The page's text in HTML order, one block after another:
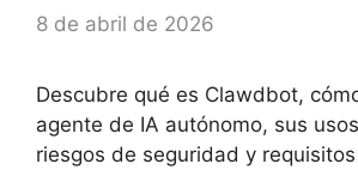
8 de abril de 2026
Descubre qué es Clawdbot,
agente de IA autónomo, sus
riesgos de seguridad y